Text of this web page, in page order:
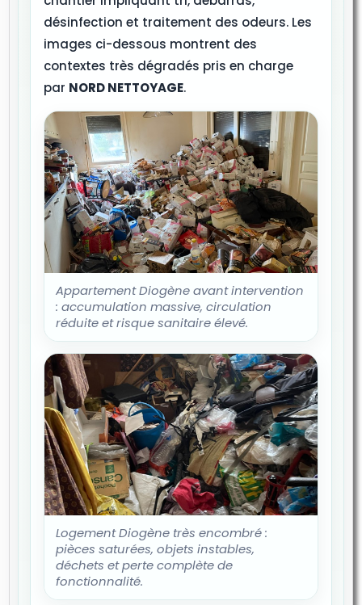
désinfection et traitement des odeurs. Les
images ci-dessous montrent des
contextes très dégradés pris en charge
par NORD NETTOYAGE.
Appartement Diogène avant intervention
: accumulation massive, circulation
réduite et risque sanitaire élevé.
Logement Diogène très encombré :
pièces saturées, objets instables,
déchets et perte complète de
fonctionnalité.